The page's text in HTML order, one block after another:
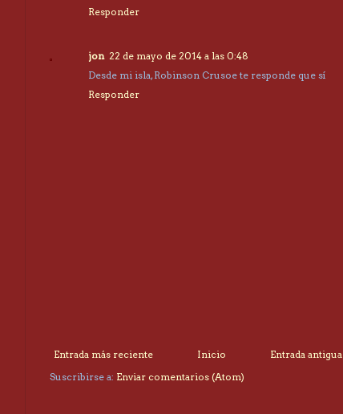
Responder
jon 22 de mayo de 2014 a las 0:48
Desde mi isla, Robinson Crusoe te responde que sí
Responder
Entrada más reciente Entrada antigua
Inicio
Suscribirse a: Enviar comentarios (Atom)